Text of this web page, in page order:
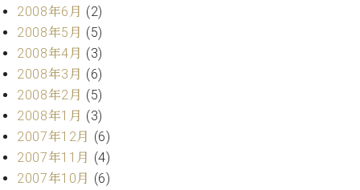
2008年6月 (2)
2008年5月 (5)
2008年4月 (3)
2008年3月 (6)
2008年2月 (5)
2008年1月 (3)
2007年12月 (6)
2007年11月 (4)
2007年10月 (6)